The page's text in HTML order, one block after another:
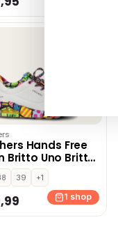
Hands Free
Britto Uno Britto
– Wit
39
+1
1 shop